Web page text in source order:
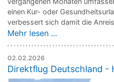
einen Kur- oder
verbessert sich damit die
Mehr lesen ...
02.02.2026
Direktflug Deutschland -